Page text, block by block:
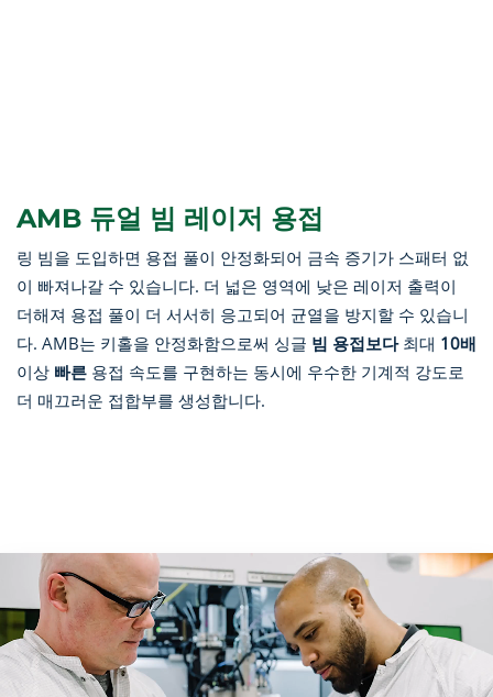
AMB 듀얼 빔 레이저 용접
링 빔을 도입하면 용접 풀이 안정화되어 금속 증기가 스패터 없
이 빠져나갈 수 있습니다. 더 넓은 영역에 낮은 레이저 출력이
더해져 용접 풀이 더 서서히 응고되어 균열을 방지할 수 있습니
다. AMB는 키홀을 안정화함으로써 싱글 빔 용접보다최대 10배
이상 빠른 용접 속도를 구현하는 동시에 우수한 기계적 강도로
더 매끄러운 접합부를 생성합니다.